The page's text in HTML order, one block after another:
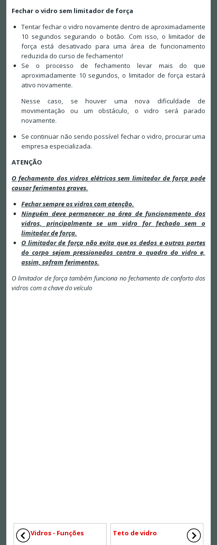
Fechar o vidro sem limitador de força
Tentar fechar o vidro novamente dentro de aproximadamente
10 segundos segurando o botão. Com isso, o limitador de
força está desativado para uma área de funcionamento
reduzida do curso de fechamento!
Se o processo de fechamento levar mais do que
aproximadamente 10 segundos, o limitador de força estará
ativo novamente.
Nesse caso, se houver uma nova dificuldade de
movimentação ou um obstáculo, o vidro será parado
novamente.
Se continuar não sendo possível fechar o vidro, procurar uma
empresa especializada.
ATENÇÃO
O fechamento dos vidros elétricos sem limitador de força pode
causar ferimentos graves.
Fechar sempre os vidros com atenção.
Ninguém deve permanecer na área de funcionamento dos
vidros, principalmente se um vidro for fechado sem o
limitador de força.
O limitador de força não evita que os dedos e outras partes
do corpo sejam pressionados contra o quadro do vidro e,
assim, sofram ferimentos.
O limitador de força também funciona no fechamento de conforto dos
vidros com a chave do veículo
Vidros - Funções
Teto de vidro